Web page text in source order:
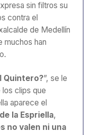
sin filtros su
contra el
de Medellín
muchos han
Quintero?”, se le
los clips que
aparece el
la Espriella,
no valen ni una